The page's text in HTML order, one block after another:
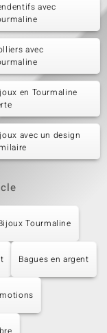
avec
avec
en Tourmaline
avec un design
Tourmaline
Bagues en argent